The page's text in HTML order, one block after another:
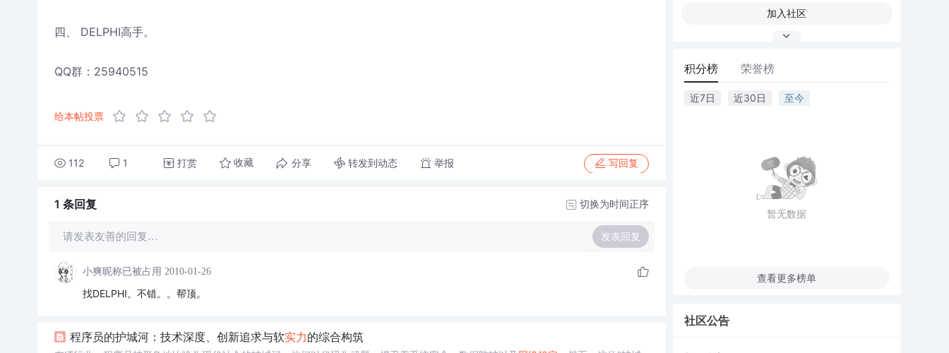
四、 DELPHI高手。
QQ群：25940515
给本帖投票
112 1 打赏 收藏 分享 转发到动态 举报 写回复
1 条回复 切换为时间正序
请发表友善的回复… 发表回复
小爽昵称已被占用 2010-01-26
找DELPHI。不错。。帮顶。
程序员的护城河：技术深度、创新追求与软实力的综合构筑
加入社区
积分榜 荣誉榜
近7日 近30日 至今
暂无数据
查看更多榜单
社区公告